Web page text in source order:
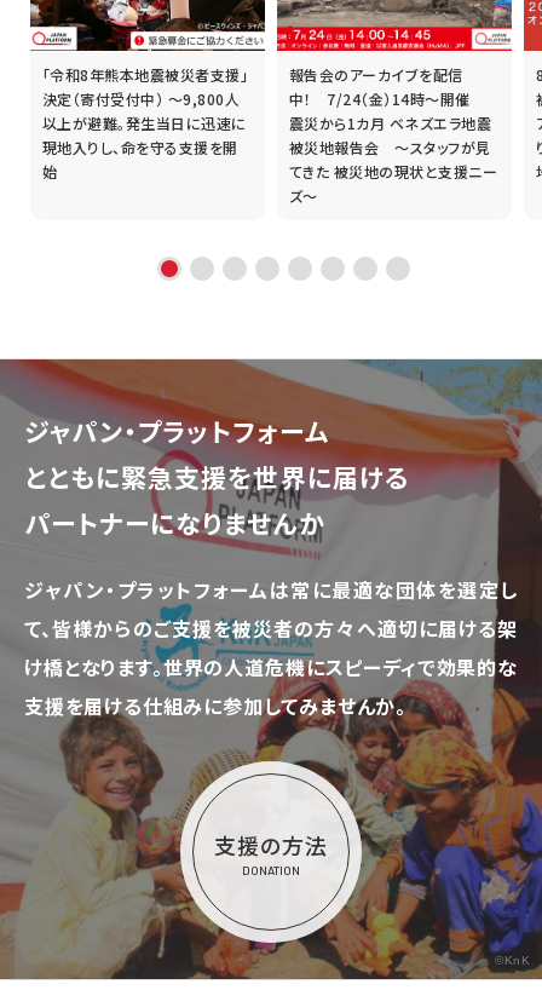
「令和8年熊本地震被災者支援」
決定（寄付受付中） ～9,800人
以上が避難。発生当日に迅速に
現地入りし、命を守る支援を開
始
報告会のアーカイブを配信
中！ 7/24（金）14時～開催
震災から1カ月 ベネズエラ地震
被災地報告会 ～スタッフが見
てきた 被災地の現状と支援ニー
ズ～
ジャパン・プラットフォーム
とともに緊急支援を世界に届ける
パートナーになりませんか
ジャパン・プラットフォームは常に最適な団体を選定し
て、皆様からのご支援を被災者の方々へ適切に届ける架
け橋となります。世界の人道危機にスピーディで効果的な
支援を届ける仕組みに参加してみませんか。
支援の方法
DONATION
©KnK